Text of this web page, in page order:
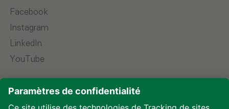
Facebook
Instagram
LinkedIn
YouTube
Choisir la langue